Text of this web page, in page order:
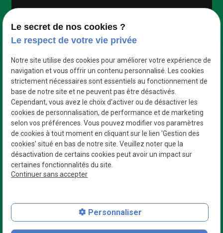
Des professionnels
N° de Siret : 42954335800023
Plan du site
Le secret de nos cookies ?
Le respect de votre vie privée
Notre site utilise des cookies pour améliorer votre expérience de
navigation et vous offrir un contenu personnalisé. Les cookies
strictement nécessaires sont essentiels au fonctionnement de
base de notre site et ne peuvent pas être désactivés.
Cependant, vous avez le choix d'activer ou de désactiver les
cookies de personnalisation, de performance et de marketing
selon vos préférences. Vous pouvez modifier vos paramètres
de cookies à tout moment en cliquant sur le lien 'Gestion des
cookies' situé en bas de notre site. Veuillez noter que la
désactivation de certains cookies peut avoir un impact sur
certaines fonctionnalités du site.
Continuer sans accepter
Personnaliser